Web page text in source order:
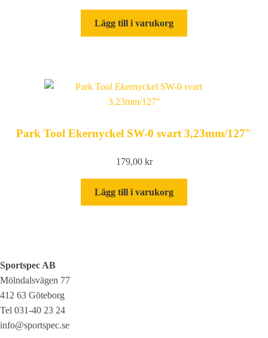
Lägg till i varukorg
Park Tool Ekernyckel SW-0 svart 3,23mm/127″
179,00 kr
Lägg till i varukorg
Sportspec AB
Mölndalsvägen 77
412 63 Göteborg
Tel 031-40 23 24
info@sportspec.se